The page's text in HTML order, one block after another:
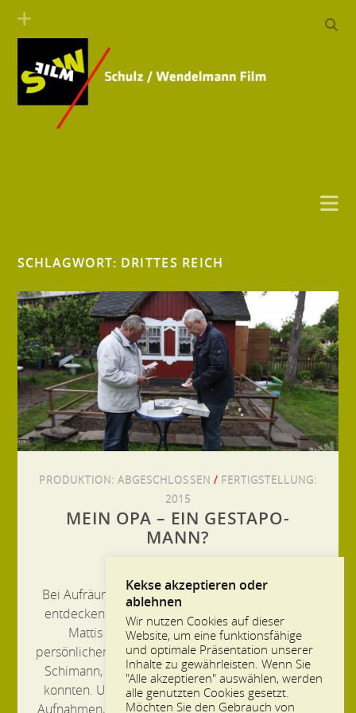
SCHLAGWORT: DRITTES REICH
PRODUKTION:ABGESCHLOSSEN / FERTIGSTELLUNG:
2015
MEIN OPA – EIN GESTAPO-
MANN?
Bei Aufräumarbeiten in der Familiengartenlaube
entdecken die Leipziger Jörg Philipp und Detlef
Mattis einen gut gesicherten Karton mit
persönlichen Unterlagen zu ihrem Großvater Julius
Schimann, den sie nie persönlich kennenlernen
konnten. Unter den vielen Fotos finden sie auch
Aufnahmen, die ihn ausgerechnet in der Nähe von
Kekse akzeptieren oder
ablehnen
Wir nutzen Cookies auf dieser
Website, um eine funktionsfähige
und optimale Präsentation unserer
Inhalte zu gewährleisten. Wenn Sie
"Alle akzeptieren" auswählen, werden
alle genutzten Cookies gesetzt.
Möchten Sie den Gebrauch von